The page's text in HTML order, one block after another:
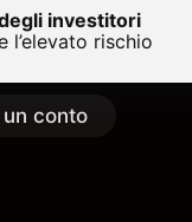
investitori
rischio
conto